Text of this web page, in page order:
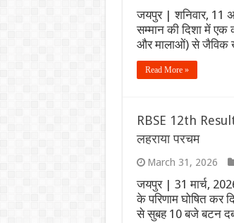
जयपुर | शनिवार, 11
सम्मान की दिशा में एक
और मालाओं) से जैविक
Read More »
RBSE 12th Result
लहराया परचम
March 31, 2026
जयपुर | 31 मार्च,
के परिणाम घोषित कर
से सुबह 10 बजे बटन